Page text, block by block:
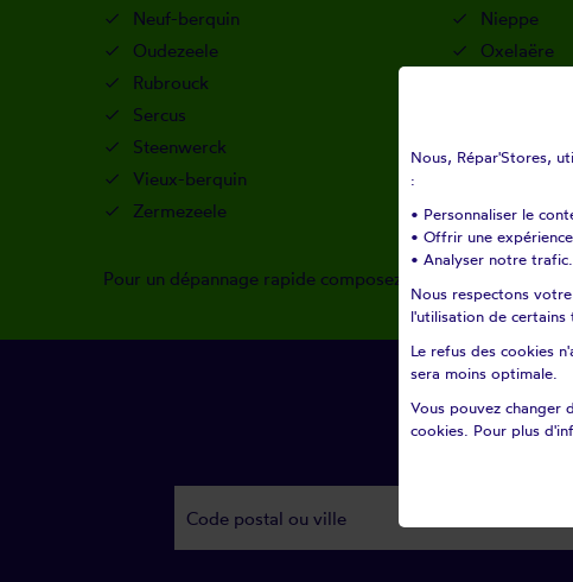
Neuf-berquin
Nieppe
Oudezeele
Oxelaëre
Rubrouck
Sercus
Steenwerck
Strazeele
Vieux-berquin
Zermezeele
Zuytpeene
Pour un dépannage rapide composez le
Nous, Répar'Stores,
:
• Personnaliser le
• Offrir une
• Analyser notre trafic.
Nous respectons
l'utilisation de certains
Le refus des cookies
sera moins optimale.
Vous pouvez changer
cookies. Pour plus